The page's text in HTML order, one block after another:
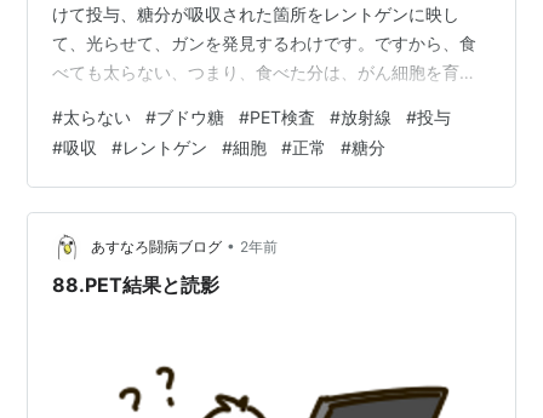
けて投与、糖分が吸収された箇所をレントゲンに映し
て、光らせて、ガンを発見するわけです。ですから、食
べても太らない、つまり、食べた分は、がん細胞を育て
#太らない #ブドウ糖 #PET検査 #放射線 #投与
#吸収 #レントゲン #細胞 #正常 #糖分
あすなろ闘病ブログ • 2年前
88.PET結果と読影